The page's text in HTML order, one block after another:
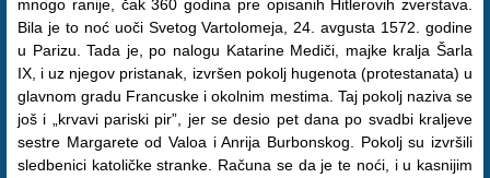
mnogo ranije, čak 360 godina pre opisanih Hitlerovih zverstava.
Bila je to noć uoči Svetog Vartolomeja, 24. avgusta 1572. godine
u Parizu. Tada je, po nalogu Katarine Mediči, majke kralja Šarla
IX, i uz njegov pristanak, izvršen pokolj hugenota (protestanata) u
glavnom gradu Francuske i okolnim mestima. Taj pokolj naziva se
još i „krvavi pariski pir”, jer se desio pet dana po svadbi kraljeve
sestre Margarete od Valoa i Anrija Burbonskog. Pokolj su izvršili
sledbenici katoličke stranke. Računa se da je te noći, i u kasnijim